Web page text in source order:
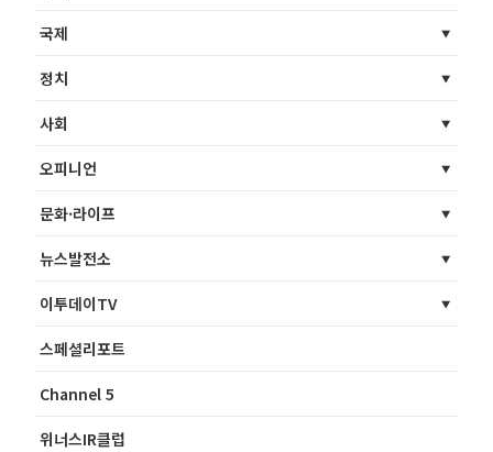
국제
정치
사회
오피니언
문화·라이프
뉴스발전소
이투데이TV
스페셜리포트
Channel 5
위너스IR클럽